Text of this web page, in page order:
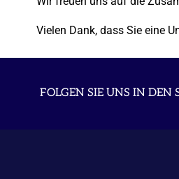
Vielen Dank, dass Sie eine
FOLGEN SIE UNS IN DEN